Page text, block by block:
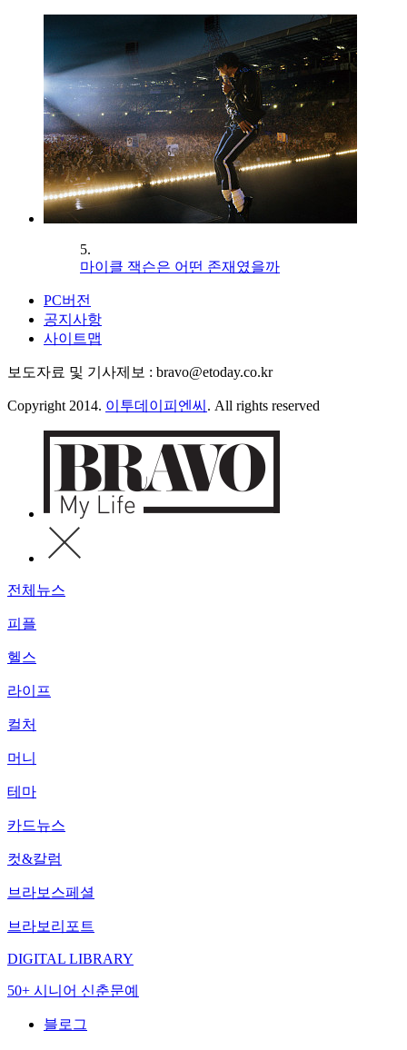
5.
마이클 잭슨은 어떤 존재였을까
PC버전
공지사항
사이트맵
보도자료 및 기사제보 : bravo@etoday.co.kr
Copyright 2014. 이투데이피엔씨 . All rights reserved
전체뉴스
피플
헬스
라이프
컬처
머니
테마
카드뉴스
컷&칼럼
브라보스페셜
브라보리포트
DIGITAL LIBRARY
50+ 시니어 신춘문예
블로그